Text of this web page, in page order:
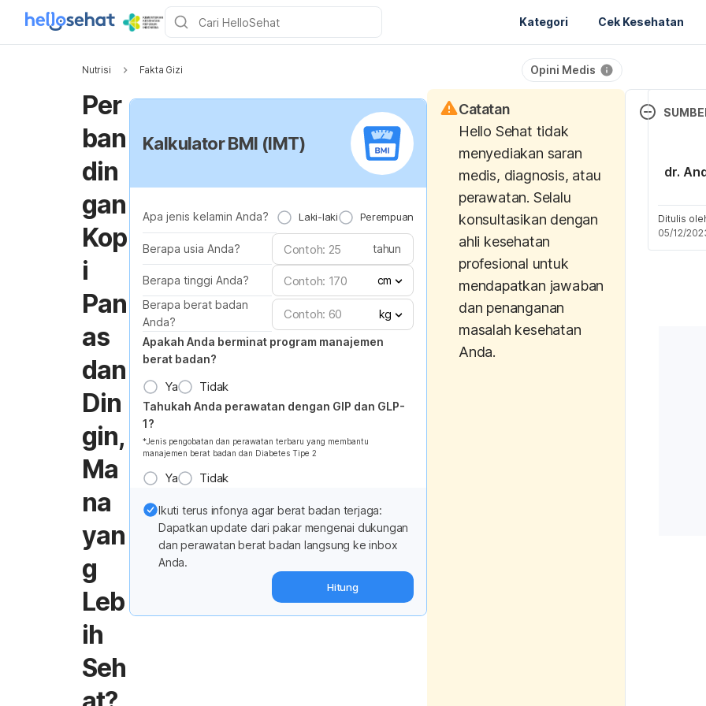
Kategori Cek Kesehatan
Nutrisi Fakta Gizi Opini Medis
Per
ban
din
gan
Kop
i
Pan
as
dan
Din
gin,
Ma
na
yan
g
Leb
ih
Seh
Kalkulator BMI (IMT)
Apa jenis kelamin Anda? Laki-laki Perempuan
Berapa usia Anda? tahun
Berapa tinggi Anda?
cm
Berapa berat badan
Anda?
kg
Apakah Anda berminat program manajemen
berat badan?
Ya Tidak
Tahukah Anda perawatan dengan GIP dan GLP-
1?
*Jenis pengobatan dan perawatan terbaru yang membantu
manajemen berat badan dan Diabetes Tipe 2
Ya Tidak
Ikuti terus infonya agar berat badan terjaga:
Dapatkan update dari pakar mengenai dukungan
dan perawatan berat badan langsung ke inbox
Anda.
Hitung
Catatan
Hello Sehat tidak
menyediakan saran
medis, diagnosis, atau
perawatan. Selalu
konsultasikan dengan
ahli kesehatan
profesional untuk
mendapatkan jawaban
dan penanganan
masalah kesehatan
Anda.
Cai, Y.,
M., Wu,
(2022).
Brew
M. (2020).
dr.
Ditulis
05/12/